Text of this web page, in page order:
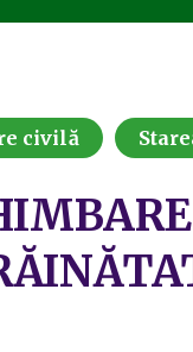
civilă